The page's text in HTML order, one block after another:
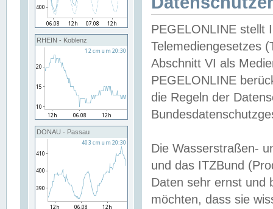
RHEIN - Koblenz
DONAU - Passau
PEGELONLINE stellt
Telemediengesetzes
Abschnitt VI als
PEGELONLINE
die Regeln der
Die Wasserstraßen-
und das ITZBund
Daten sehr ernst und
möchten, dass sie